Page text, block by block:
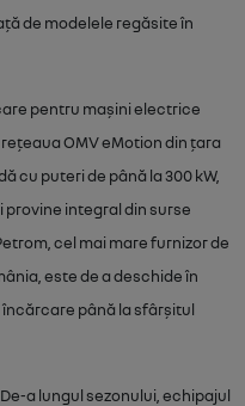
de modelele regăsite în
pentru mașini electrice
OMV eMotion din țara
cu puteri de până la 300 kW,
integral din surse
cel mai mare furnizor de
este de a deschide în
până la sfârșitul
a lungul sezonului, echipajul